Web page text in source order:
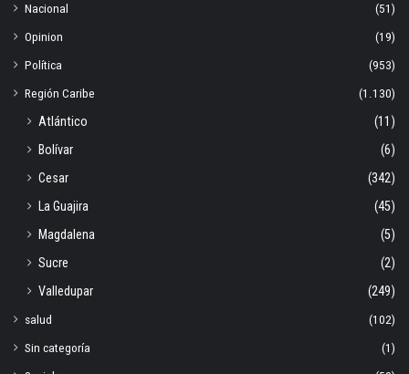
Nacional
(51)
Opinion
(19)
Política
(953)
Región Caribe
(1.130)
Atlántico
(11)
Bolívar
(6)
Cesar
(342)
La Guajira
(45)
Magdalena
(5)
Sucre
(2)
Valledupar
(249)
salud
(102)
Sin categoría
(1)